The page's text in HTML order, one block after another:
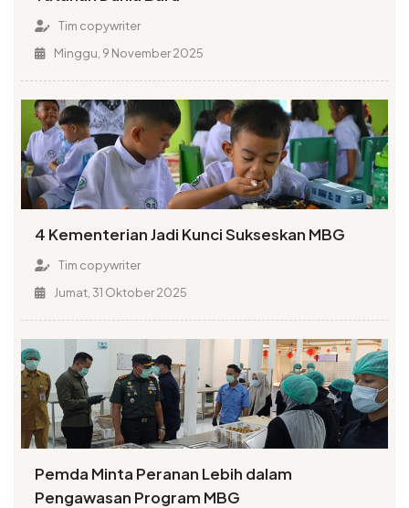
Tim copywriter
Minggu, 9 November 2025
4 Kementerian Jadi Kunci Sukseskan MBG
Tim copywriter
Jumat, 31 Oktober 2025
Pemda Minta Peranan Lebih dalam
Pengawasan Program MBG